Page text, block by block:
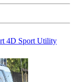
4D Sport Utility